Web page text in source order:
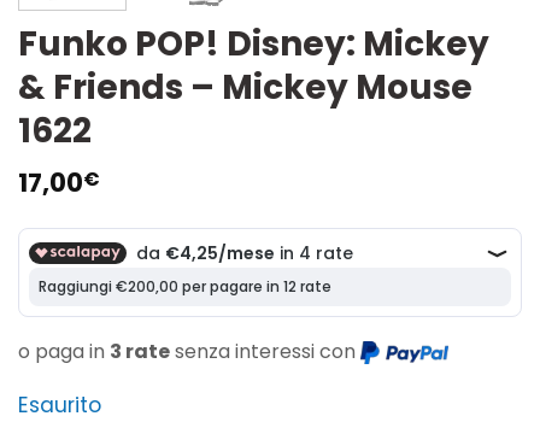
Funko POP! Disney: Mickey
& Friends – Mickey Mouse
1622
17,00€
o paga in 3 ratesenza interessi con
Esaurito